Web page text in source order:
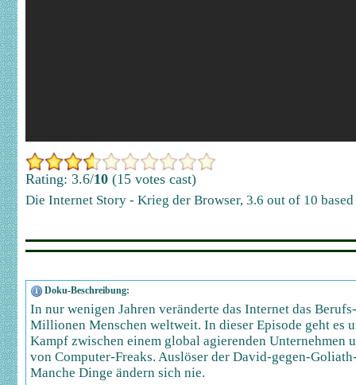
Rating: 3.6/10 (15 votes cast)
Die Internet Story - Krieg der Browser, 3.6 out of 10
Doku-Beschreibung:
In nur wenigen Jahren veränderte das Internet das
Millionen Menschen weltweit. In dieser Episode geht es
Kampf zwischen einem global agierenden Unternehmen
von Computer-Freaks. Auslöser der David-gegen-
Manche Dinge ändern sich nie.